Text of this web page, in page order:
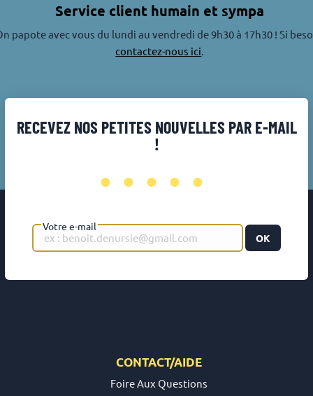
Service client humain et sympa
papote avec vous du lundi au vendredi de 9h30 à 17h30 ! Si
contactez-nous ici.
RECEVEZ NOS PETITES NOUVELLES PAR E-MAIL
!
•••••
Votre e-mail
OK
CONTACT/AIDE
Foire Aux Questions